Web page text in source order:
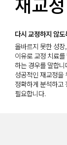
다시 교정하지 않
올바르지 못한 성
이유로 교정 치료
하는 경우를 말합니
성공적인 재교정을
정확하게 분석하고
필요합니다.